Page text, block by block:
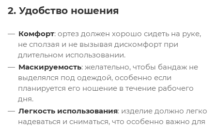
2. Удобство ношения
Комфорт: ортез должен хорошо сидеть на руке,
не сползая и не вызывая дискомфорт при
длительном использовании.
Маскируемость: желательно, чтобы бандаж не
выделялся под одеждой, особенно если
планируется его ношение в течение рабочего
дня.
Легкость использования: изделие должно легко
надеваться и сниматься, что особенно важно для